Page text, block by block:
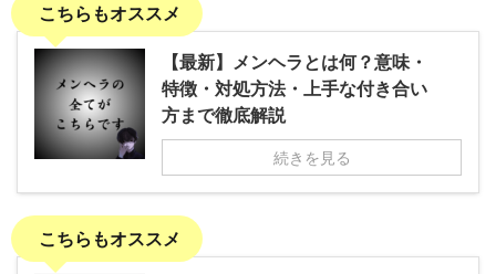
こちらもオススメ
【最新】メンヘラとは何？意味・
特徴・対処方法・上手な付き合い
方まで徹底解説
続きを見る
こちらもオススメ